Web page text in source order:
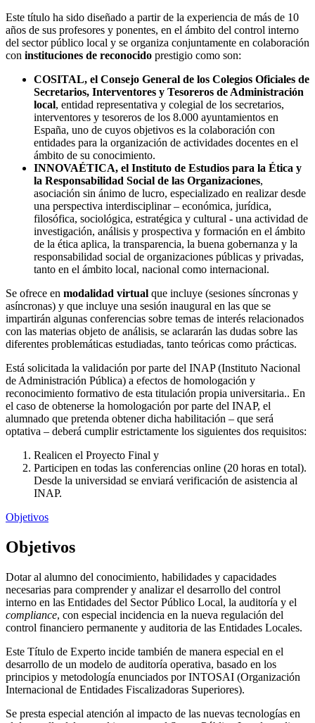
Este título ha sido diseñado a partir de la experiencia de más de 10
años de sus profesores y ponentes, en el ámbito del control interno
del sector público local y se organiza conjuntamente en colaboración
con instituciones de reconocido prestigio como son:
COSITAL, el Consejo General de los Colegios Oficiales de
Secretarios, Interventores y Tesoreros de Administración
local, entidad representativa y colegial de los secretarios,
interventores y tesoreros de los 8.000 ayuntamientos en
España, uno de cuyos objetivos es la colaboración con
entidades para la organización de actividades docentes en el
ámbito de su conocimiento.
INNOVAÉTICA, el Instituto de Estudios para la Ética y
la Responsabilidad Social de las Organizaciones,
asociación sin ánimo de lucro, especializado en realizar desde
una perspectiva interdisciplinar – económica, jurídica,
filosófica, sociológica, estratégica y cultural - una actividad de
investigación, análisis y prospectiva y formación en el ámbito
de la ética aplica, la transparencia, la buena gobernanza y la
responsabilidad social de organizaciones públicas y privadas,
tanto en el ámbito local, nacional como internacional.
Se ofrece en modalidad virtual que incluye (sesiones síncronas y
asíncronas) y que incluye una sesión inaugural en las que se
impartirán algunas conferencias sobre temas de interés relacionados
con las materias objeto de análisis, se aclararán las dudas sobre las
diferentes problemáticas estudiadas, tanto teóricas como prácticas.
Está solicitada la validación por parte del INAP (Instituto Nacional
de Administración Pública) a efectos de homologación y
reconocimiento formativo de esta titulación propia universitaria.. En
el caso de obtenerse la homologación por parte del INAP, el
alumnado que pretenda obtener dicha habilitación – que será
optativa – deberá cumplir estrictamente los siguientes dos requisitos:
Realicen el Proyecto Final y
Participen en todas las conferencias online (20 horas en total).
Desde la universidad se enviará verificación de asistencia al
INAP.
Objetivos
Objetivos
Dotar al alumno del conocimiento, habilidades y capacidades
necesarias para comprender y analizar el desarrollo del control
interno en las Entidades del Sector Público Local, la auditoría y el
compliance, con especial incidencia en la nueva regulación del
control financiero permanente y auditoria de las Entidades Locales.
Este Título de Experto incide también de manera especial en el
desarrollo de un modelo de auditoría operativa, basado en los
principios y metodología enunciados por INTOSAI (Organización
Internacional de Entidades Fiscalizadoras Superiores).
Se presta especial atención al impacto de las nuevas tecnologías en